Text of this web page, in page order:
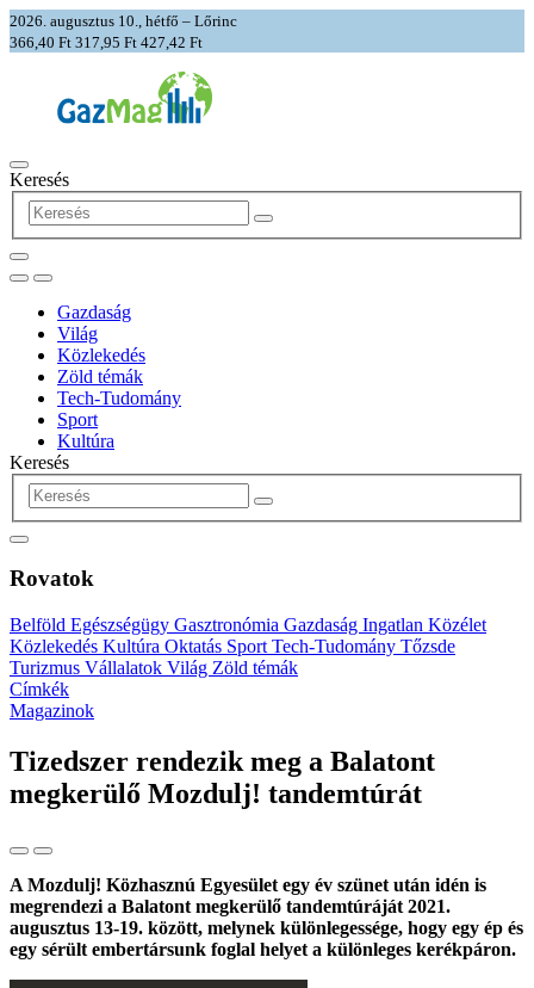
2026. augusztus 10., hétfő – Lőrinc
366,40 Ft 317,95 Ft 427,42 Ft
Keresés
Gazdaság
Világ
Közlekedés
Zöld témák
Tech-Tudomány
Sport
Kultúra
Keresés
Rovatok
Belföld Egészségügy Gasztronómia Gazdaság Ingatlan Közélet
Közlekedés Kultúra Oktatás Sport Tech-Tudomány Tőzsde
Turizmus Vállalatok Világ Zöld témák
Címkék
Magazinok
Tizedszer rendezik meg a Balatont
megkerülő Mozdulj! tandemtúrát
A Mozdulj! Közhasznú Egyesület egy év szünet után idén is
megrendezi a Balatont megkerülő tandemtúráját 2021.
augusztus 13-19. között, melynek különlegessége, hogy egy ép és
egy sérült embertársunk foglal helyet a különleges kerékpáron.